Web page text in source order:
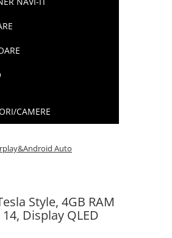
CAMERE
Auto
Style, 4GB RAM
Display QLED